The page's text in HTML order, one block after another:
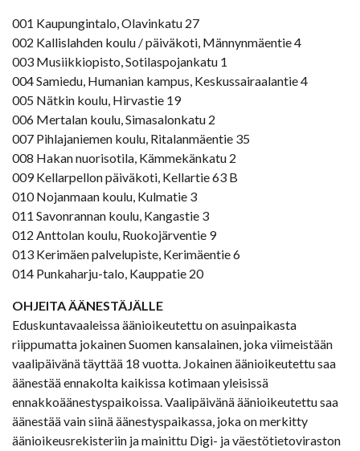
001 Kaupungintalo, Olavinkatu 27
002 Kallislahden koulu / päiväkoti, Männynmäentie 4
003 Musiikkiopisto, Sotilaspojankatu 1
004 Samiedu, Humanian kampus, Keskussairaalantie 4
005 Nätkin koulu, Hirvastie 19
006 Mertalan koulu, Simasalonkatu 2
007 Pihlajaniemen koulu, Ritalanmäentie 35
008 Hakan nuorisotila, Kämmekänkatu 2
009 Kellarpellon päiväkoti, Kellartie 63 B
010 Nojanmaan koulu, Kulmatie 3
011 Savonrannan koulu, Kangastie 3
012 Anttolan koulu, Ruokojärventie 9
013 Kerimäen palvelupiste, Kerimäentie 6
014 Punkaharju-talo, Kauppatie 20
OHJEITA ÄÄNESTÄJÄLLE
Eduskuntavaaleissa äänioikeutettu on asuinpaikasta
riippumatta jokainen Suomen kansalainen, joka viimeistään
vaalipäivänä täyttää 18 vuotta. Jokainen äänioikeutettu saa
äänestää ennakolta kaikissa kotimaan yleisissä
ennakkoäänestyspaikoissa. Vaalipäivänä äänioikeutettu saa
äänestää vain siinä äänestyspaikassa, joka on merkitty
äänioikeusrekisteriin ja mainittu Digi- ja väestötietoviraston